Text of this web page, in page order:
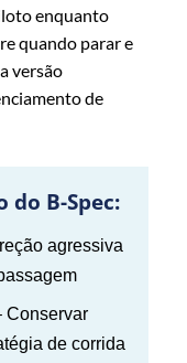
enquanto
quando parar e
versão
de
do B-Spec:
agressiva
Conservar
de corrida